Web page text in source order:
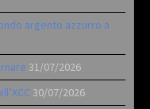
argento azzurro a
31/07/2026
30/07/2026